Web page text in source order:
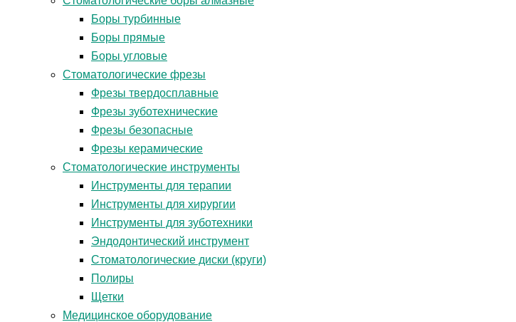
Боры турбинные
Боры прямые
Боры угловые
Стоматологические фрезы
Фрезы твердосплавные
Фрезы зуботехнические
Фрезы безопасные
Фрезы керамические
Стоматологические инструменты
Инструменты для терапии
Инструменты для хирургии
Инструменты для зуботехники
Эндодонтический инструмент
Стоматологические диски (круги)
Полиры
Щетки
Медицинское оборудование